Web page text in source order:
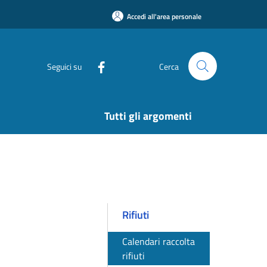
Accedi all'area personale
Seguici su Cerca
Tutti gli argomenti
Rifiuti
Calendari raccolta
rifiuti